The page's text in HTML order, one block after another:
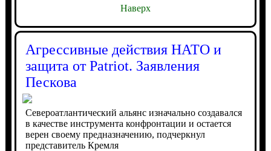
Наверх
Агрессивные действия НАТО и
защита от Patriot. Заявления
Пескова
Североатлантический альянс изначально создавался
в качестве инструмента конфронтации и остается
верен своему предназначению, подчеркнул
представитель Кремля